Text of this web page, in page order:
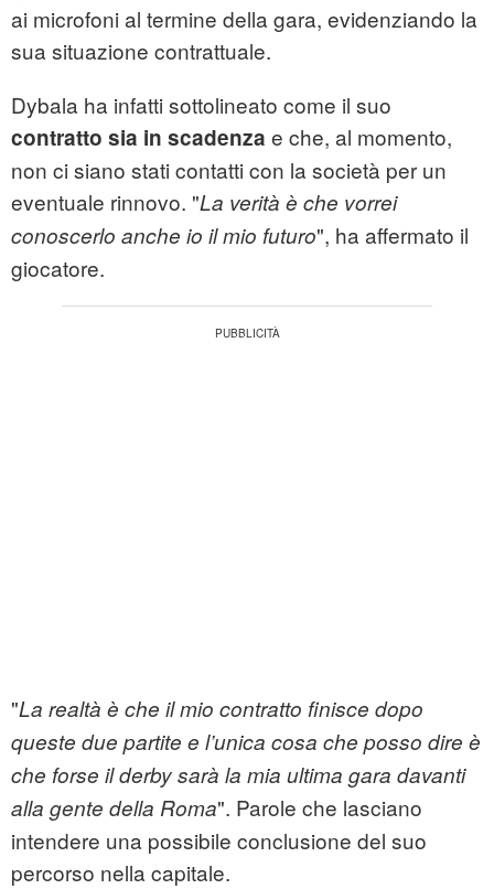
ai microfoni al termine della gara, evidenziando la
sua situazione contrattuale.
Dybala ha infatti sottolineato come il suo
contratto sia in scadenza e che, al momento,
non ci siano stati contatti con la società per un
eventuale rinnovo. "La verità è che vorrei
conoscerlo anche io il mio futuro", ha affermato il
giocatore.
"La realtà è che il mio contratto finisce dopo
queste due partite e l’unica cosa che posso dire è
che forse il derby sarà la mia ultima gara davanti
alla gente della Roma". Parole che lasciano
intendere una possibile conclusione del suo
percorso nella capitale.